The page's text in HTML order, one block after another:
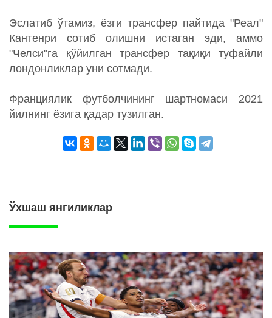
Эслатиб ўтамиз, ёзги трансфер пайтида "Реал"
Кантенри сотиб олишни истаган эди, аммо
"Челси"га қўйилган трансфер тақиқи туфайли
лондонликлар уни сотмади.
Франциялик футболчининг шартномаси 2021
йилнинг ёзига қадар тузилган.
Ўхшаш янгиликлар